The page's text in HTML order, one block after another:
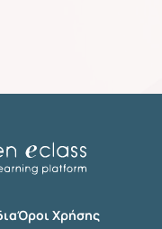
Όροι Χρήσης